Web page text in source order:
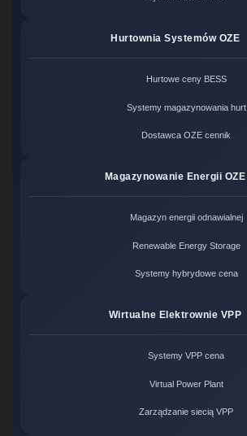
Hurtownia Systemów OZE
Hurtowe ceny BESS
Systemy magazynowania hurt
Dostawca OZE cennik
Magazynowanie Energii OZE
Magazyn energii odnawialnej
Renewable Energy Storage
Systemy hybrydowe cena
Wirtualne Elektrownie VPP
Systemy VPP cena
Virtual Power Plant
Zarządzanie siecią VPP